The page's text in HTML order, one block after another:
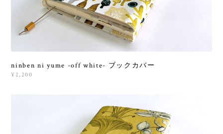
ninben ni yume -off white- ブックカバー
¥2,200